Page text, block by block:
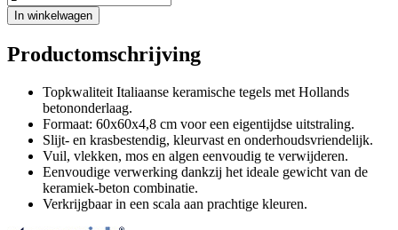
In winkelwagen
Productomschrijving
Topkwaliteit Italiaanse keramische tegels met Hollands
betononderlaag.
Formaat: 60x60x4,8 cm voor een eigentijdse uitstraling.
Slijt- en krasbestendig, kleurvast en onderhoudsvriendelijk.
Vuil, vlekken, mos en algen eenvoudig te verwijderen.
Eenvoudige verwerking dankzij het ideale gewicht van de
keramiek-beton combinatie.
Verkrijgbaar in een scala aan prachtige kleuren.